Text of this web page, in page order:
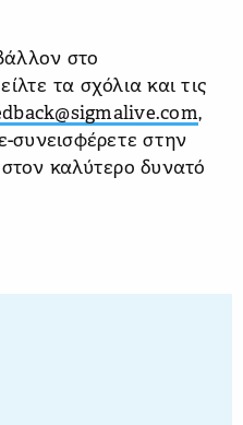
στο
τα σχόλια και τις
,
στην
καλύτερο δυνατό